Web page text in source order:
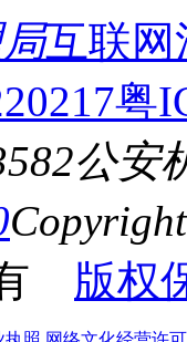
互联网
粤
公安
版权